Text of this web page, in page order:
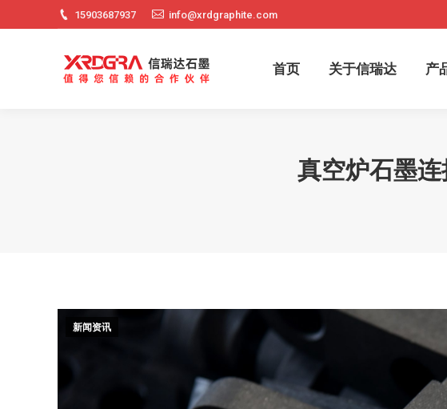
15903687937 info@xrdgraphite.com
首页 关于信瑞达 产
真空炉石墨
新闻资讯
首页 关于信瑞达 产